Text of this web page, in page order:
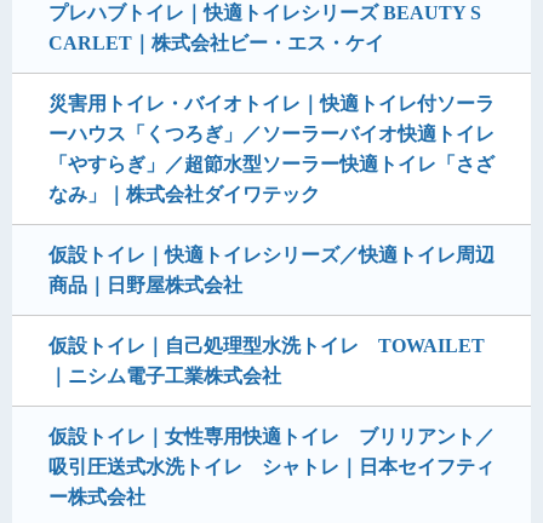
プレハブトイレ｜快適トイレシリーズ BEAUTY S
CARLET｜株式会社ビー・エス・ケイ
災害用トイレ・バイオトイレ｜快適トイレ付ソーラ
ーハウス「くつろぎ」／ソーラーバイオ快適トイレ
「やすらぎ」／超節水型ソーラー快適トイレ「さざ
なみ」｜株式会社ダイワテック
仮設トイレ｜快適トイレシリーズ／快適トイレ周辺
商品｜日野屋株式会社
仮設トイレ｜自己処理型水洗トイレ TOWAILET
｜ニシム電子工業株式会社
仮設トイレ｜女性専用快適トイレ ブリリアント／
吸引圧送式水洗トイレ シャトレ｜日本セイフティ
ー株式会社